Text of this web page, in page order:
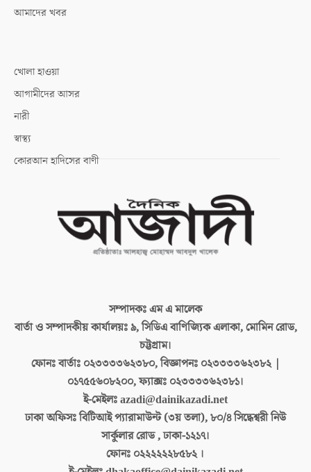
আমাদের খবর
খোলা হাওয়া
আগামীদের আসর
নারী
স্বাস্থ্য
কোরআন হাদিসের বাণী
সম্পাদকঃএম এ মালেক
বার্তা ও সম্পাদকীয় কার্যালয়ঃ৯, সিডিএ বাণিজ্যিক এলাকা, মোমিন রোড,
চট্টগ্রাম।
ফোনঃ বার্তাঃ ০২৩৩৩৩৬২৩৮০, বিজ্ঞাপনঃ ০২৩৩৩৩৬২৩৮২ |
০১৭৫৫৬০৮২০০, ফ্যাক্সঃ ০২৩৩৩৩৬২৩৮১।
ই-মেইলঃazadi@dainikazadi.net
ঢাকা অফিসঃবিটিআই প্যারামাউন্ট (৩য় তলা), ৮০/৪ সিদ্ধেশ্বরী নিউ
সার্কুলার রোড , ঢাকা-১২১৭।
ফোনঃ ০২২২২২২৮৫৮২ ।